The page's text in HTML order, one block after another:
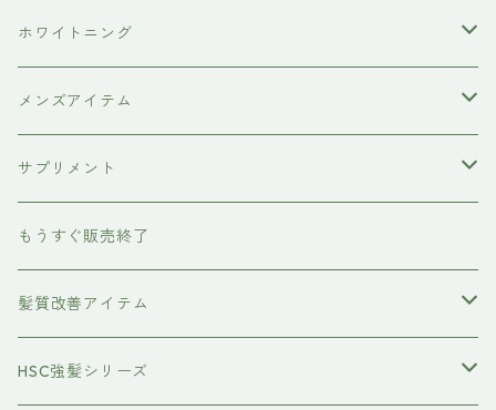
炭酸洗顔フォーム
ペット用ブラシ
サプリメント
男性にプレゼント
女性にプレゼント
ホワイトニング
歯磨き粉
メンズアイテム
ボディケア
除毛クリーム
育毛ケア
養毛剤
フェイスケア
サプリメント
犬用
もうすぐ販売終了
髪質改善アイテム
トステアケア
HSC強髪シリーズ